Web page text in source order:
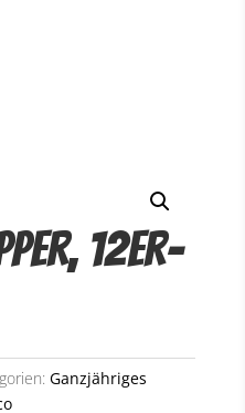
12er-
Ganzjähriges